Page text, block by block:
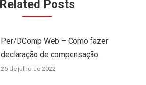
Related Posts
Per/DComp Web – Como fazer
declaração de compensação.
25 de julho de 2022